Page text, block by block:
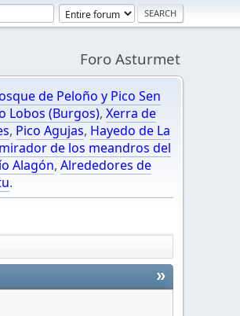
Foro Asturmet
de Peloño y Pico Sen
Lobos (Burgos), Xerra de
, Pico Agujas, Hayedo de La
de los meandros del
Alagón, Alrededores de
.
»